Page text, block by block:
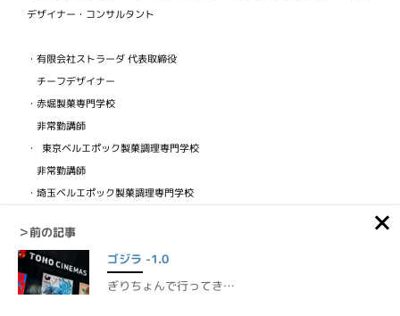
デザイナー・コンサルタント
・有限会社ストラーダ 代表取締役
チーフデザイナー
・赤堀製菓専門学校
非常勤講師
・ 東京ベルエポック製菓調理専門学校
非常勤講師
・埼玉ベルエポック製菓調理専門学校
・ビジュアルフードクリエイター協会
検定講師
＞前の記事
ゴジラ -1.0
ぎりちょんで行ってき…